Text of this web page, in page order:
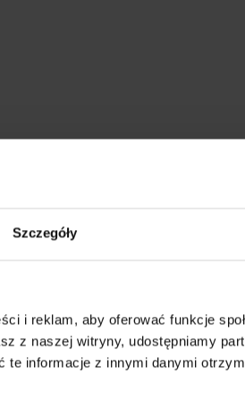
Szczegóły
i reklam, aby oferować funkcje
z naszej witryny, udostępniamy
te informacje z innymi danymi
w
ubezpieczeniowe w
górach z Liptov
Card i Generali
Aktivity a